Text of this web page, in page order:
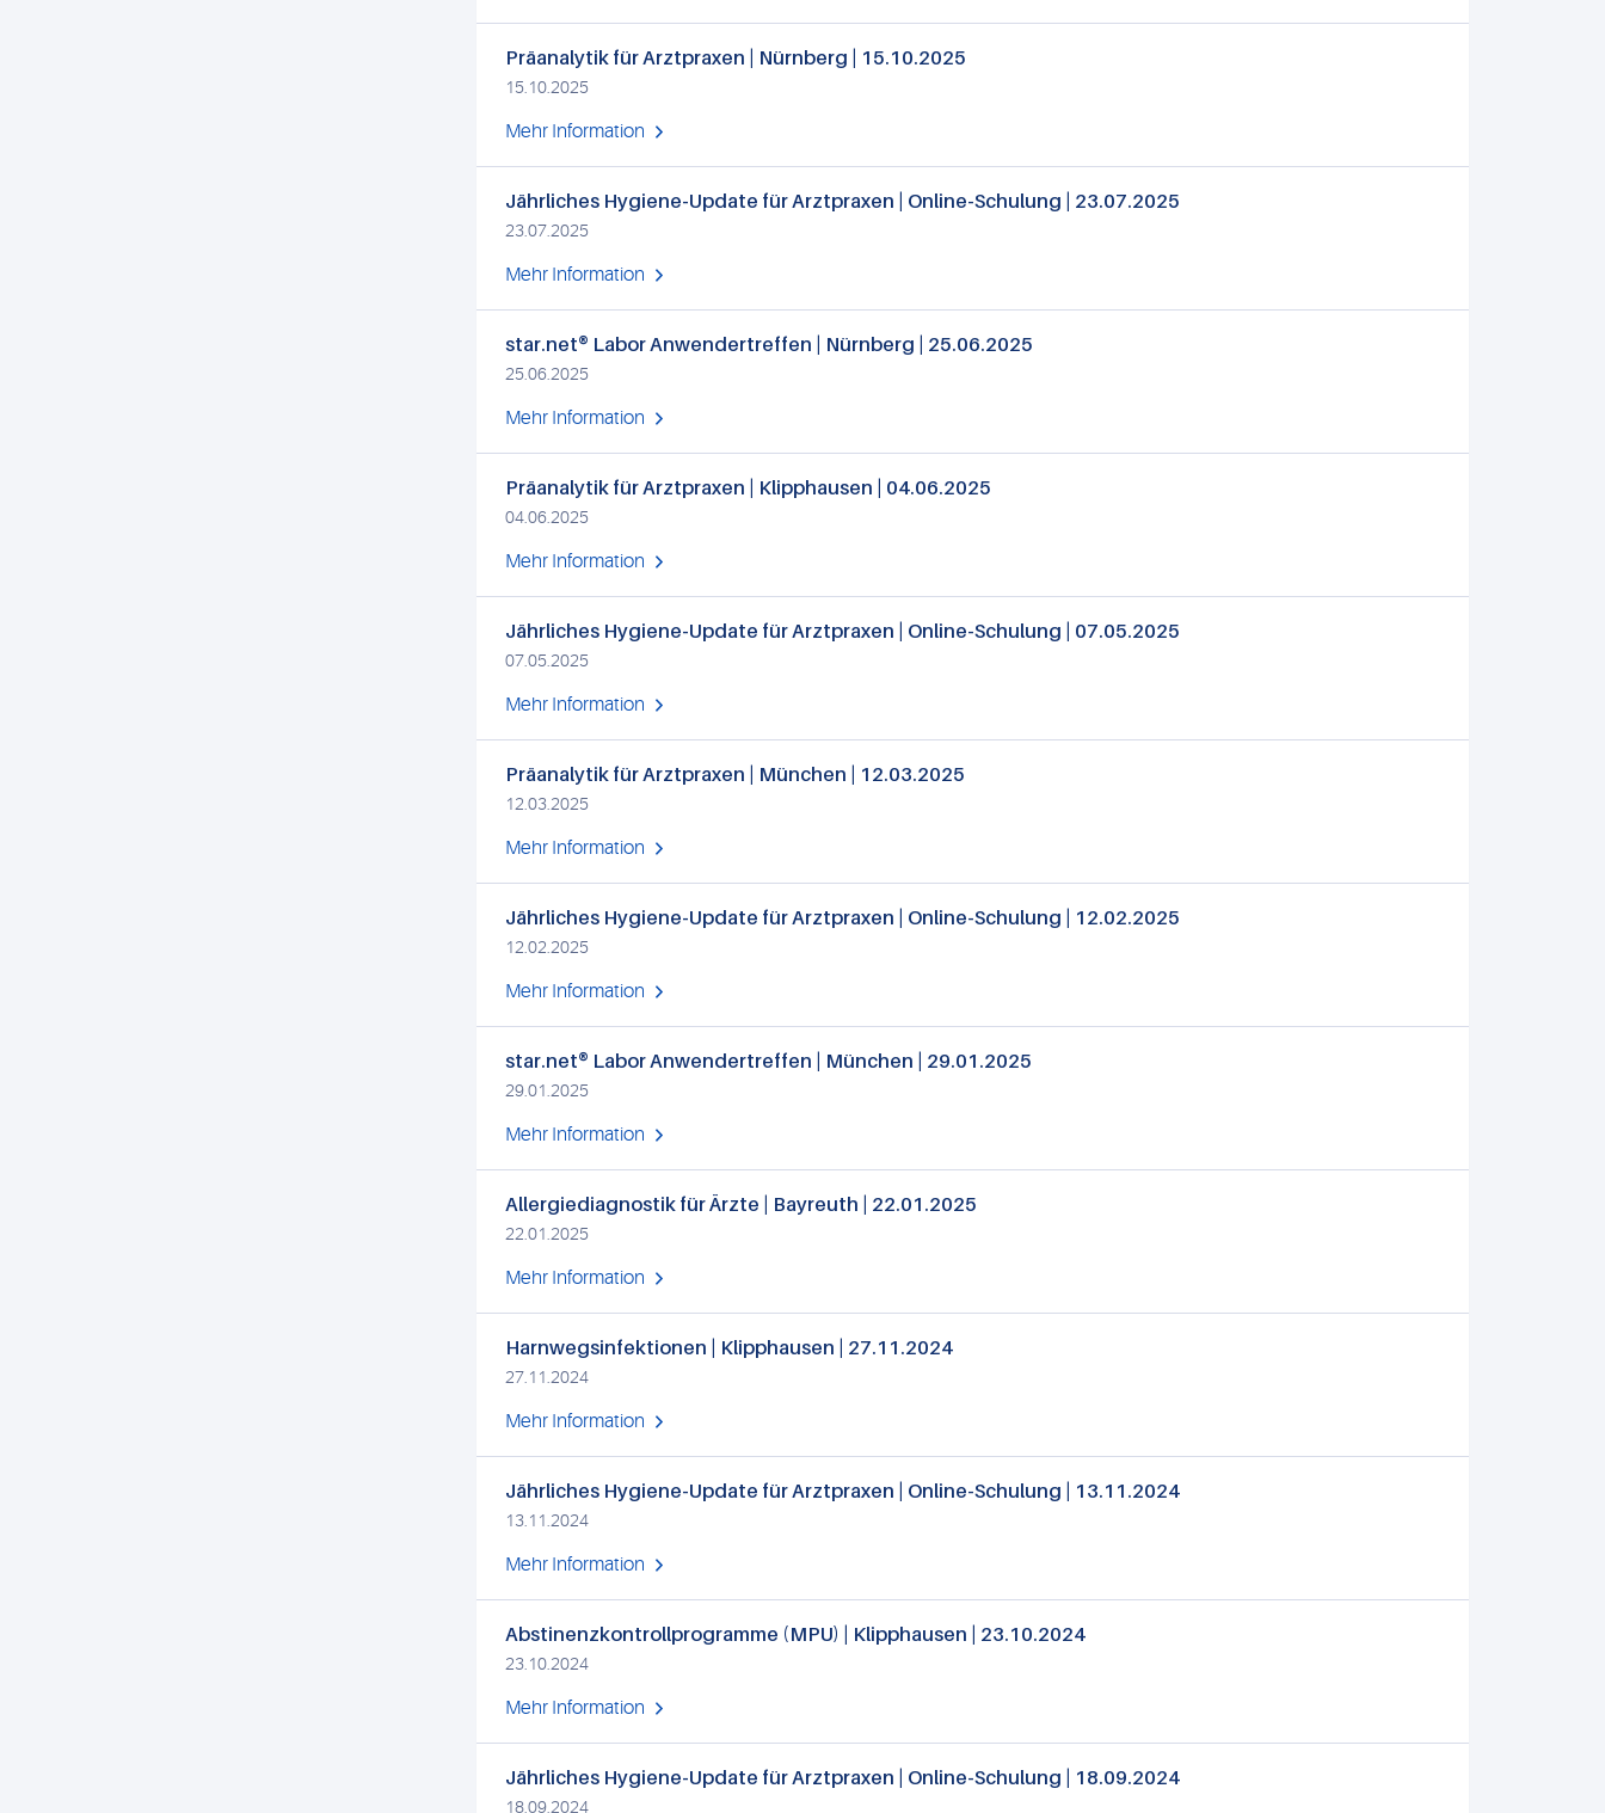
Präanalytik für Arztpraxen | Nürnberg | 15.10.2025
15.10.2025
Mehr Information
Jährliches Hygiene-Update für Arztpraxen | Online-Schulung | 23.07.2025
23.07.2025
Mehr Information
star.net® Labor Anwendertreffen | Nürnberg | 25.06.2025
25.06.2025
Mehr Information
Präanalytik für Arztpraxen | Klipphausen | 04.06.2025
04.06.2025
Mehr Information
Jährliches Hygiene-Update für Arztpraxen | Online-Schulung | 07.05.2025
07.05.2025
Mehr Information
Präanalytik für Arztpraxen | München | 12.03.2025
12.03.2025
Mehr Information
Jährliches Hygiene-Update für Arztpraxen | Online-Schulung | 12.02.2025
12.02.2025
Mehr Information
star.net® Labor Anwendertreffen | München | 29.01.2025
29.01.2025
Mehr Information
Allergiediagnostik für Ärzte | Bayreuth | 22.01.2025
22.01.2025
Mehr Information
Harnwegsinfektionen | Klipphausen | 27.11.2024
27.11.2024
Mehr Information
Jährliches Hygiene-Update für Arztpraxen | Online-Schulung | 13.11.2024
13.11.2024
Mehr Information
Abstinenzkontrollprogramme (MPU) | Klipphausen | 23.10.2024
23.10.2024
Mehr Information
Jährliches Hygiene-Update für Arztpraxen | Online-Schulung | 18.09.2024
18.09.2024